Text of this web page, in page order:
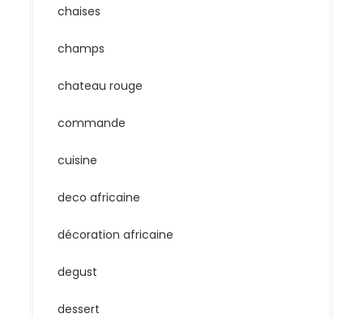
chaises
champs
chateau rouge
commande
cuisine
deco africaine
décoration africaine
degust
dessert